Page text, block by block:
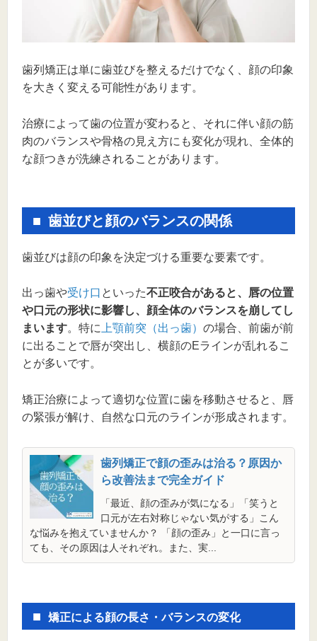
歯列矯正は単に歯並びを整えるだけでなく、顔の印象
を大きく変える可能性があります。
治療によって歯の位置が変わると、それに伴い顔の筋
肉のバランスや骨格の見え方にも変化が現れ、全体的
な顔つきが洗練されることがあります。
歯並びと顔のバランスの関係
歯並びは顔の印象を決定づける重要な要素です。
出っ歯や受け口 といった不正咬合があると、唇の位置
や口元の形状に影響し、顔全体のバランスを崩してし
まいます。特に 上顎前突（出っ歯） の場合、前歯が前
に出ることで唇が突出し、横顔のEラインが乱れるこ
とが多いです。
矯正治療によって適切な位置に歯を移動させると、唇
の緊張が解け、自然な口元のラインが形成されます。
歯列矯正で顔の歪みは治る？原因か
ら改善法まで完全ガイド
「最近、顔の歪みが気になる」「笑うと
口元が左右対称じゃない気がする」こん
な悩みを抱えていませんか？ 「顔の歪み」と一口に言っ
ても、その原因は人それぞれ。また、実...
矯正による顔の長さ・バランスの変化